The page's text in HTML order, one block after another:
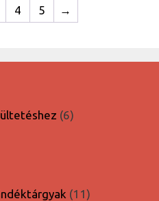
4 5 →
66
1111